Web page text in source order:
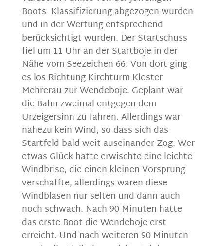
Boots- Klassifizierung abgezogen wurden
und in der Wertung entsprechend
berücksichtigt wurden. Der Startschuss
fiel um 11 Uhr an der Startboje in der
Nähe vom Seezeichen 66. Von dort ging
es los Richtung Kirchturm Kloster
Mehrerau zur Wendeboje. Geplant war
die Bahn zweimal entgegen dem
Urzeigersinn zu fahren. Allerdings war
nahezu kein Wind, so dass sich das
Startfeld bald weit auseinander Zog. Wer
etwas Glück hatte erwischte eine leichte
Windbrise, die einen kleinen Vorsprung
verschaffte, allerdings waren diese
Windblasen nur selten und dann auch
noch schwach. Nach 90 Minuten hatte
das erste Boot die Wendeboje erst
erreicht. Und nach weiteren 90 Minuten